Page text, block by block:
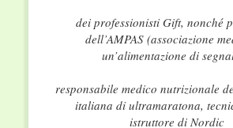
dei professionisti Gift, nonché
dell’AMPAS (associazione
un’alimentazione di
responsabile medico nutrizionale
italiana di ultramaratona,
istruttore di Nordic